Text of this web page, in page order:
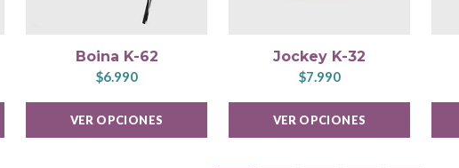
Boina K-62
$6.990
VER OPCIONES
Jockey K-32
$7.990
VER OPCIONES